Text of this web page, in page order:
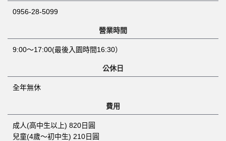
0956-28-5099
營業時間
9:00～17:00(最後入園時間16:30）
公休日
全年無休
費用
成人(高中生以上) 820日圓
兒童(4歲～初中生) 210日圓